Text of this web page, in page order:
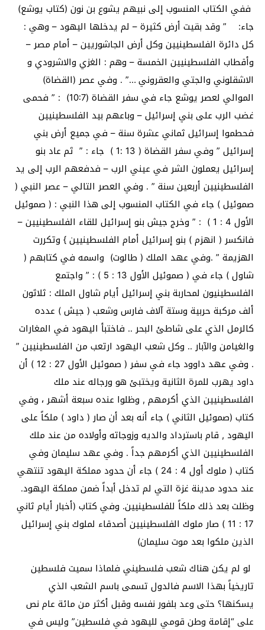
ففي الكتاب المنسوب إلى نبيهم يشوع بن نون (كتاب يوشع)
جاء: ” وقد بقيت أرض كثيرة – لم يدخلها اليهود – وهي :
كل دائرة الفلسطينيين وكل أرض الجاشوريين – أمام مصر –
وأقطاب الفلسطينيين الخمسة – وهم : الغزي والاشرودي و
الاشقلوني والجتي والعقروني …” . وفي عصر (القضاة)
الموالي لعصر يوشع جاء في سفر القضاة (10:7) : ” فحمى
غضب الرب على بني إسرائيل – وباعهم بيد الفلسطينيين
فحطموا إسرائيل ثماني عشرة سنة – في جميع أرض بني
إسرائيل ” وفي سفر القضاة ( 13 :1 ) جاء : ” ثم عاد بنو
إسرائيل يعملون الشر في عيني الرب – فدفعهم الرب إلى يد
الفلسطينيين أربعين سنة ” . وفي العصر التالي – عصر النبي (
صموئيل ) جاء في الكتاب المنسوب إلى هذا النبي : ( صموئيل
الأول 4 : 1 ) : ” وخرج جيش بنو إسرائيل للقاء الفلسطينيين –
فانكسر ( انهزم ) بنو إسرائيل أمام الفلسطينيين } وتكررت
الهزيمة ” .وفي عهد الملك ( طالوت) واسمه في كتابهم (
شاول ) جاء في ( صموئيل الأول 13 : 5 ) : ” واجتمع
الفلسطينيون لمحاربة بني إسرائيل أيام شاول الملك : ثلاثون
ألف مركبة حربية وستة آلاف فارس وشعب ( جيش ) عدده
كالرمل الذي على شاطئ البحر .. فاختبأ اليهود في المغارات
والغيامن والآبار .. وكل شعب اليهود ارتعب من الفلسطينيين ”
. وفي عهد داوود جاء في سفر ( صموئيل الأول 27 : 12 ) أن
داود يهرب للمرة الثانية ويختبئ هو ورجاله عند ملك
الفلسطينيين الذي أكرمهم , وظلوا عنده سبعة أشهر ، وفي
كتاب (صموئيل الثاني ) جاء أنه بعد أن صار ( داود ) ملكاً على
اليهود , قام باسترداد والديه وزوجاته وأولاده من عند ملك
الفلسطينيين الذي أكرمهم جداً . وفي عهد سليمان وفي
كتاب ( ملوك أول 4 : 24 ) جاء أن حدود مملكة اليهود تنتهي
عند حدود مدينة غزة التي لم تدخل أبداً ضمن مملكة اليهود.
وظلت بعد ذلك ملكاً للفلسطينيين. وفي كتاب (أخبار أيام ثاني
17 : 11 ) صار ملوك الفلسطينيين أصدقاء لملوك بني إسرائيل
الذين ملكوا بعد موت سليمان)
لو لم يكن هناك شعب فلسطيني فلماذا سميت فلسطين
تاريخياً بهذا الاسم فالدول تسمى باسم الشعب الذي
يسكنها؟ حتى وعد بلفور نفسه وقبل أكثر من مائة عام نص
على “إقامة وطن قومي لليهود في فلسطين” وليس في